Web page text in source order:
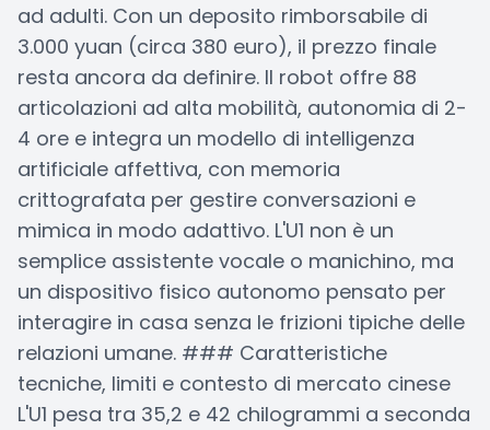
ad adulti. Con un deposito rimborsabile di
3.000 yuan (circa 380 euro), il prezzo finale
resta ancora da definire. Il robot offre 88
articolazioni ad alta mobilità, autonomia di 2-
4 ore e integra un modello di intelligenza
artificiale affettiva, con memoria
crittografata per gestire conversazioni e
mimica in modo adattivo. L'U1 non è un
semplice assistente vocale o manichino, ma
un dispositivo fisico autonomo pensato per
interagire in casa senza le frizioni tipiche delle
relazioni umane. ### Caratteristiche
tecniche, limiti e contesto di mercato cinese
L'U1 pesa tra 35,2 e 42 chilogrammi a seconda